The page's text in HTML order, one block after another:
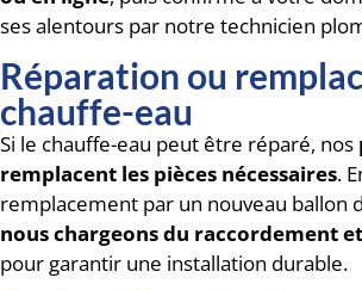
ses alentours par notre technicien
Réparation ou
chauffe-eau
Si le chauffe-eau peut être réparé, nos
remplacent les pièces nécessaires.
remplacement par un nouveau ballon
nous chargeons du raccordement
pour garantir une installation durable.